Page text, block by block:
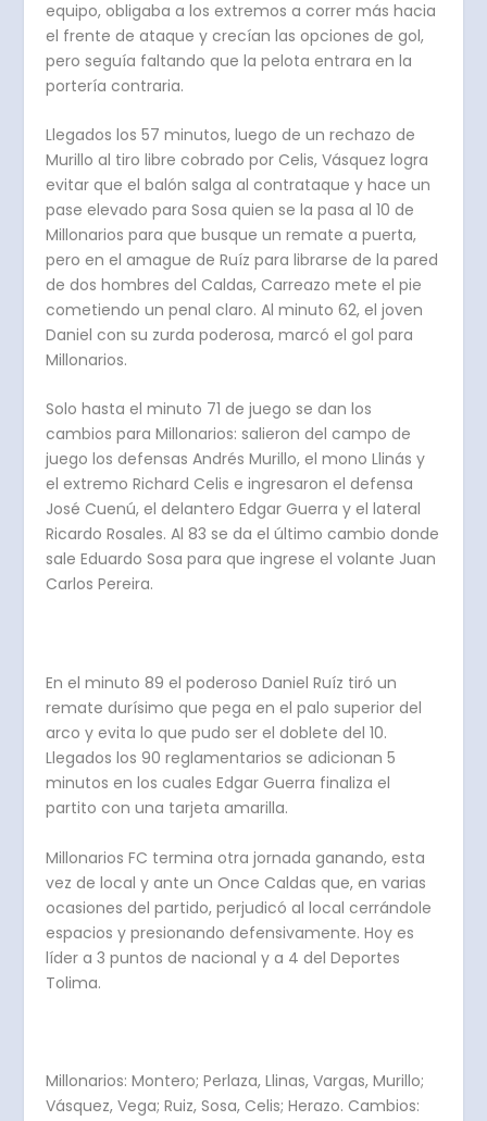
equipo, obligaba a los extremos a correr más hacia
el frente de ataque y crecían las opciones de gol,
pero seguía faltando que la pelota entrara en la
portería contraria.
Llegados los 57 minutos, luego de un rechazo de
Murillo al tiro libre cobrado por Celis, Vásquez logra
evitar que el balón salga al contrataque y hace un
pase elevado para Sosa quien se la pasa al 10 de
Millonarios para que busque un remate a puerta,
pero en el amague de Ruíz para librarse de la pared
de dos hombres del Caldas, Carreazo mete el pie
cometiendo un penal claro. Al minuto 62, el joven
Daniel con su zurda poderosa, marcó el gol para
Millonarios.
Solo hasta el minuto 71 de juego se dan los
cambios para Millonarios: salieron del campo de
juego los defensas Andrés Murillo, el mono Llinás y
el extremo Richard Celis e ingresaron el defensa
José Cuenú, el delantero Edgar Guerra y el lateral
Ricardo Rosales. Al 83 se da el último cambio donde
sale Eduardo Sosa para que ingrese el volante Juan
Carlos Pereira.
En el minuto 89 el poderoso Daniel Ruíz tiró un
remate durísimo que pega en el palo superior del
arco y evita lo que pudo ser el doblete del 10.
Llegados los 90 reglamentarios se adicionan 5
minutos en los cuales Edgar Guerra finaliza el
partito con una tarjeta amarilla.
Millonarios FC termina otra jornada ganando, esta
vez de local y ante un Once Caldas que, en varias
ocasiones del partido, perjudicó al local cerrándole
espacios y presionando defensivamente. Hoy es
líder a 3 puntos de nacional y a 4 del Deportes
Tolima.
Millonarios: Montero; Perlaza, Llinas, Vargas, Murillo;
Vásquez, Vega; Ruiz, Sosa, Celis; Herazo. Cambios: